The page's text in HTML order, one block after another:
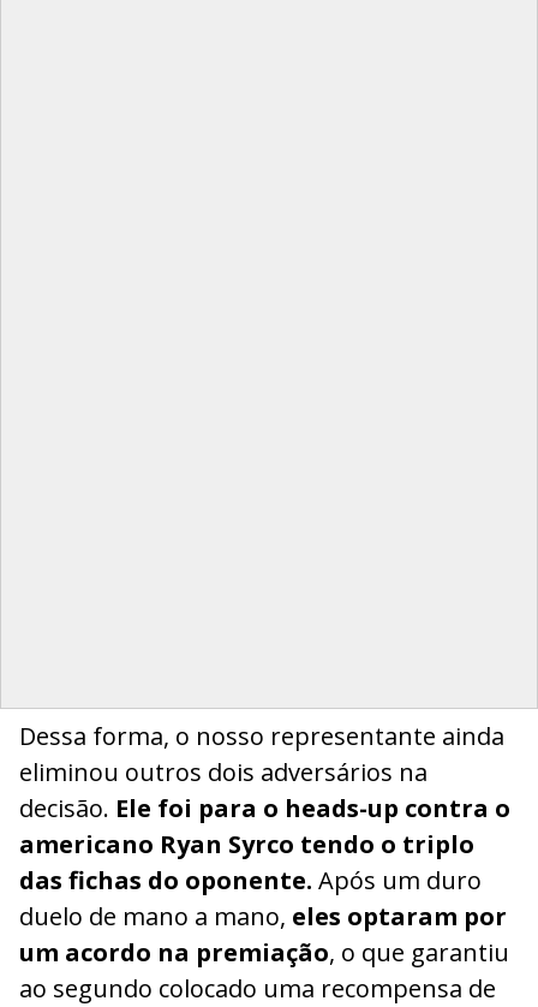
Dessa forma, o nosso representante ainda
eliminou outros dois adversários na
decisão. Ele foi para o heads-up contra o
americano Ryan Syrco tendo o triplo
das fichas do oponente. Após um duro
duelo de mano a mano, eles optaram por
um acordo na premiação, o que garantiu
ao segundo colocado uma recompensa de